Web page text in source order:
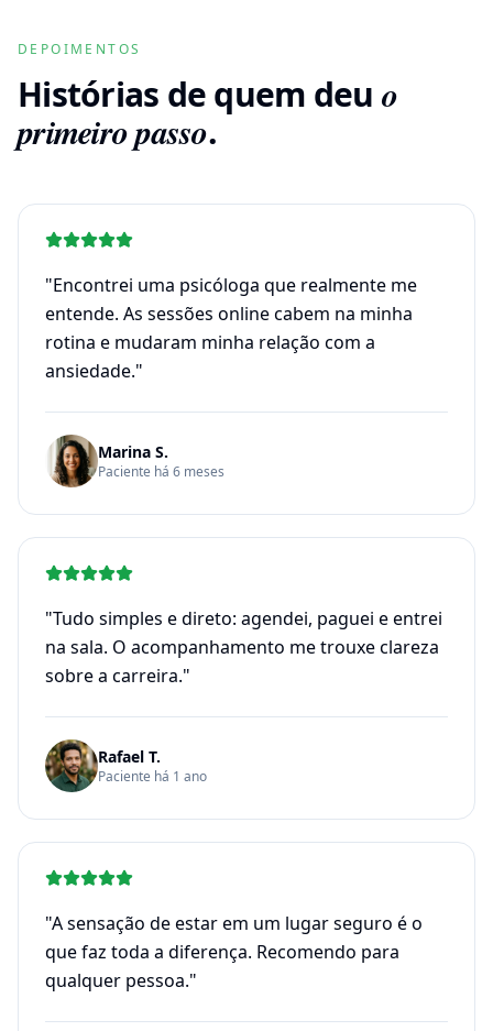
DEPOIMENTOS
Histórias de quem deu o
primeiro passo.
"Encontrei uma psicóloga que realmente me
entende. As sessões online cabem na minha
rotina e mudaram minha relação com a
ansiedade."
Marina S.
Paciente há 6 meses
"Tudo simples e direto: agendei, paguei e entrei
na sala. O acompanhamento me trouxe clareza
sobre a carreira."
Rafael T.
Paciente há 1 ano
"A sensação de estar em um lugar seguro é o
que faz toda a diferença. Recomendo para
qualquer pessoa."